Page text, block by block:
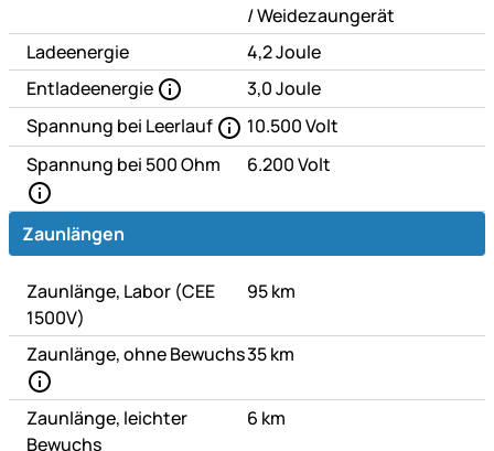
/oder
Weidezaungerät
Ladeenergie
4,2 Joule
Entladeenergie
3,0 Joule
Spannung bei Leerlauf
10.500 Volt
Spannung bei 500 Ohm
6.200 Volt
Zaunlängen
Zaunlänge, Labor (CEE
1500V)
95 km
Zaunlänge, ohne Bewuchs35 km
Zaunlänge, leichter
Bewuchs
6 km